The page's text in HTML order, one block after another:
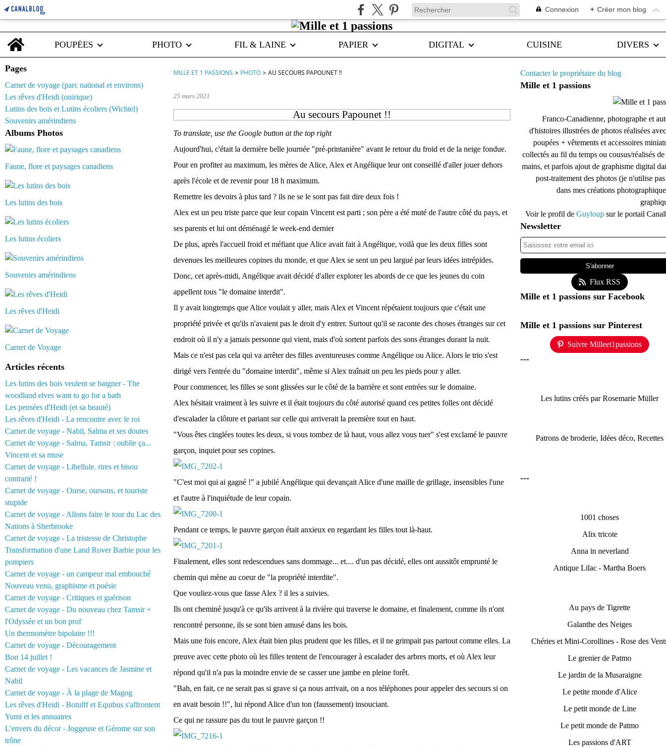
Connexion + Créer mon blog
Home
POUPÉES
PHOTO FIL & LAINE PAPIER DIGITAL CUISINE DIVERS
Pages
Carnet de voyage (parc national et environs)
Les rêves d'Heidi (onirique)
Lutins des bois et Lutins écoliers (Wichtel)
Souvenirs amérindiens
Albums Photos
Faune, flore et paysages canadiens
Les lutins des bois
Les lutins écoliers
Souvenirs amérindiens
Les rêves d'Heidi
Carnet de Voyage
Articles récents
Les lutins des bois veulent se baigner - The
woodland elves want to go for a bath
Les pensées d'Heidi (et sa beauté)
Les rêves d'Heidi - La rencontre avec le roi
Carnet de voyage - Nabil, Salma et ses doutes
Carnet de voyage - Salma, Tamsir : oublie ça...
Vincent et sa muse
Carnet de voyage - Libellule. rires et bisou
contrarié !
Carnet de voyage - Ourse, oursons, et touriste
stupide
Carnet de voyage - Allons faire le tour du Lac des
Nations à Sherbrooke
Carnet de voyage - La tristesse de Christophe
Transformation d'une Land Rover Barbie pour les
pompiers
Carnet de voyage - un campeur mal embouché
Nouveau venu, graphisme et poésie
Carnet de voyage - Critiques et guérison
Carnet de voyage - Du nouveau chez Tamsir +
l'Odyssée et un bon prof
Un thermomètre bipolaire !!!
Carnet de voyage - Découragement
Bon 14 juillet !
Carnet de voyage - Les vacances de Jasmine et
Nabil
Carnet de voyage - À la plage de Magog
Les rêves d'Heidi - Botulff et Equibus s'affrontent
Yumi et les annuaires
L'envers du décor - Joggeuse et Gérome sur son
trône
MILLE ET 1 PASSIONS > PHOTO > AU SECOURS PAPOUNET !!
25 mars 2021
Au secours Papounet !!
To translate, use the Google button at the top right
Aujourd'hui, c'était la dernière belle journée "pré-printanière" avant le retour du froid et de la neige fondue.
Pour en profiter au maximum, les mères de Alice, Alex et Angélique leur ont conseillé d'aller jouer dehors
après l'école et de revenir pour 18 h maximum.
Remettre les devoirs à plus tard ? ils ne se le sont pas fait dire deux fois !
Alex est un peu triste parce que leur copain Vincent est parti ; son père a été muté de l'autre côté du pays, et
ses parents et lui ont déménagé le week-end dernier
De plus, après l'accueil froid et méfiant que Alice avait fait à Angélique, voilà que les deux filles sont
devenues les meilleures copines du monde, et que Alex se sent un peu largué par leurs idées intrépides.
Donc, cet après-midi, Angélique avait décidé d'aller explorer les abords de ce que les jeunes du coin
appellent tous "le domaine interdit".
Il y avait longtemps que Alice voulait y aller, mais Alex et Vincent répétaient toujours que c'était une
propriété privée et qu'ils n'avaient pas le droit d'y entrer. Surtout qu'il se raconte des choses étranges sur cet
endroit où il n'y a jamais personne qui vient, mais d'où sortent parfois des sons étranges durant la nuit.
Mais ce n'est pas cela qui va arrêter des filles aventureuses comme Angélique ou Alice. Alors le trio s'est
dirigé vers l'entrée du "domaine interdit", même si Alex traînait un peu les pieds pour y aller.
Pour commencer, les filles se sont glissées sur le côté de la barrière et sont entrées sur le domaine.
Alex hésitait vraiment à les suivre et il était toujours du côté autorisé quand ces petites folles ont décidé
d'escalader la clôture et pariant sur celle qui arriverait la première tout en haut.
"Vous êtes cinglées toutes les deux, si vous tombez de là haut, vous allez vous tuer" s'est exclamé le pauvre
garçon, inquiet pour ses copines.
"C'est moi qui ai gagné !" a jubilé Angélique qui devançait Alice d'une maille de grillage, insensibles l'une
et l'autre à l'inquiétude de leur copain.
Pendant ce temps, le pauvre garçon était anxieux en regardant les filles tout là-haut.
Finalement, elles sont redescendues sans dommage... et.... d'un pas décidé, elles ont aussitôt emprunté le
chemin qui mène au coeur de "la propriété interdite".
Que vouliez-vous que fasse Alex ? il les a suivies.
Ils ont cheminé jusqu'à ce qu'ils arrivent à la rivière qui traverse le domaine, et finalement, comme ils n'ont
rencontré personne, ils se sont bien amusé dans les bois.
Mais une fois encore, Alex était bien plus prudent que les filles, et il ne grimpait pas partout comme elles. La
preuve avec cette photo où les filles tentent de l'encourager à escalader des arbres morts, et où Alex leur
répond qu'il n'a pas la moindre envie de se casser une jambe en pleine forêt.
"Bah, en fait, ce ne serait pas si grave si ça nous arrivait, on a nos téléphones pour appeler des secours si on
en avait besoin !!", lui répond Alice d'un ton (faussement) insouciant.
Ce qui ne rassure pas du tout le pauvre garçon !!
Contacter le propriétaire du blog
Mille et 1 passions
Franco-Canadienne, photographe et
d'histoires illustrées de photos réalisées
poupées + vêtements et accessoires
collectés au fil du temps ou cousus/réalisés de
mains, et parfois ajout de graphisme digital
post-traitement des photos (je n'utilise
dans mes créations
Voir le profil de Guyloup sur le portail
Newsletter
Flux RSS
Mille et 1 passions sur Facebook
Mille et 1 passions sur Pinterest
Suivre Milleet1passions
---
Les lutins créés par Rosemarie Müller
Patrons de broderie, Idées déco, Recettes
---
1001 choses
Alix tricote
Anna in neverland
Antique Lilac - Martha Boers
Au pays de Tigrette
Galanthe des Neiges
Chéries et Mini-Corollines - Rose des
Le grenier de Patmo
Le jardin de la Musaraigne
Le petite monde d'Alice
Le petit monde de Line
Le petit monde de Patmo
Les passions d'ART